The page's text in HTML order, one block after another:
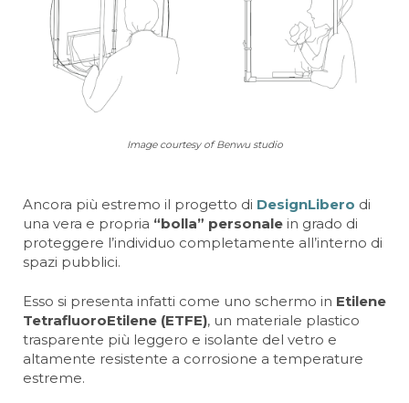
Image courtesy of Benwu studio
Ancora più estremo il progetto di DesignLibero di
una vera e propria “bolla” personale in grado di
proteggere l’individuo completamente all’interno di
spazi pubblici.
Esso si presenta infatti come uno schermo in Etilene
TetrafluoroEtilene (ETFE), un materiale plastico
trasparente più leggero e isolante del vetro e
altamente resistente a corrosione a temperature
estreme.